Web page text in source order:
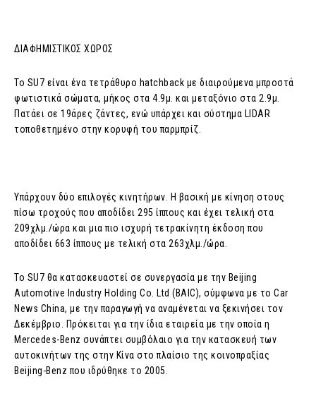
ΔΙΑΦΗΜΙΣΤΙΚΟΣ ΧΩΡΟΣ
Το SU7 είναι ένα τετράθυρο hatchback με διαιρούμενα μπροστά
φωτιστικά σώματα, μήκος στα 4.9μ. και μεταξόνιο στα 2.9μ.
Πατάει σε 19άρες ζάντες, ενώ υπάρχει και σύστημα LIDAR
τοποθετημένο στην κορυφή του παρμπρίζ.
Υπάρχουν δύο επιλογές κινητήρων. Η βασική με κίνηση στους
πίσω τροχούς που αποδίδει 295 ίππους και έχει τελική στα
209χλμ./ώρα και μια πιο ισχυρή τετρακίνητη έκδοση που
αποδίδει 663 ίππους με τελική στα 263χλμ./ώρα.
Το SU7 θα κατασκευαστεί σε συνεργασία με την Beijing
Automotive Industry Holding Co. Ltd (BAIC), σύμφωνα με το Car
News China, με την παραγωγή να αναμένεται να ξεκινήσει τον
Δεκέμβριο. Πρόκειται για την ίδια εταιρεία με την οποία η
Mercedes-Benz συνάπτει συμβόλαιο για την κατασκευή των
αυτοκινήτων της στην Κίνα στο πλαίσιο της κοινοπραξίας
Beijing-Benz που ιδρύθηκε το 2005.